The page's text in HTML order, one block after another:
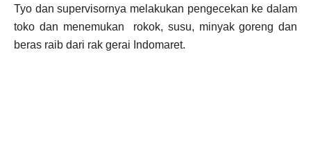
Tyo dan supervisornya melakukan pengecekan ke dalam
toko dan menemukan rokok, susu, minyak goreng dan
beras raib dari rak gerai Indomaret.